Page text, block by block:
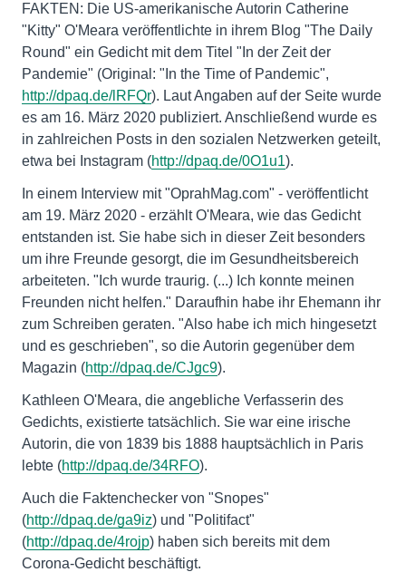
FAKTEN: Die US-amerikanische Autorin Catherine
"Kitty" O'Meara veröffentlichte in ihrem Blog "The Daily
Round" ein Gedicht mit dem Titel "In der Zeit der
Pandemie" (Original: "In the Time of Pandemic",
http://dpaq.de/lRFQr). Laut Angaben auf der Seite wurde
es am 16. März 2020 publiziert. Anschließend wurde es
in zahlreichen Posts in den sozialen Netzwerken geteilt,
etwa bei Instagram (http://dpaq.de/0O1u1).
In einem Interview mit "OprahMag.com" - veröffentlicht
am 19. März 2020 - erzählt O'Meara, wie das Gedicht
entstanden ist. Sie habe sich in dieser Zeit besonders
um ihre Freunde gesorgt, die im Gesundheitsbereich
arbeiteten. "Ich wurde traurig. (...) Ich konnte meinen
Freunden nicht helfen." Daraufhin habe ihr Ehemann ihr
zum Schreiben geraten. "Also habe ich mich hingesetzt
und es geschrieben", so die Autorin gegenüber dem
Magazin (http://dpaq.de/CJgc9).
Kathleen O'Meara, die angebliche Verfasserin des
Gedichts, existierte tatsächlich. Sie war eine irische
Autorin, die von 1839 bis 1888 hauptsächlich in Paris
lebte (http://dpaq.de/34RFO).
Auch die Faktenchecker von "Snopes"
(http://dpaq.de/ga9iz) und "Politifact"
(http://dpaq.de/4rojp) haben sich bereits mit dem
Corona-Gedicht beschäftigt.